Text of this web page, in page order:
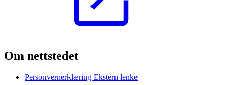
Om nettstedet
Personvernerklæring Ekstern lenke